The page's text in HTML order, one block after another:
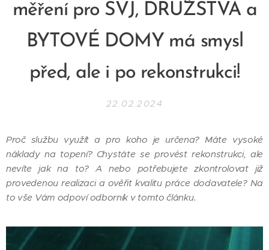
měření pro SVJ, DRUŽSTVA a
BYTOVÉ DOMY má smysl
před, ale i po rekonstrukci!
22.02.2024
Proč službu využít a pro koho je určena? Máte vysoké
náklady na topení? Chystáte se provést rekonstrukci, ale
nevíte jak na to? A nebo potřebujete zkontrolovat již
provedenou realizaci a ověřit kvalitu práce dodavatele? Na
to vše Vám odpoví odborník v tomto článku.